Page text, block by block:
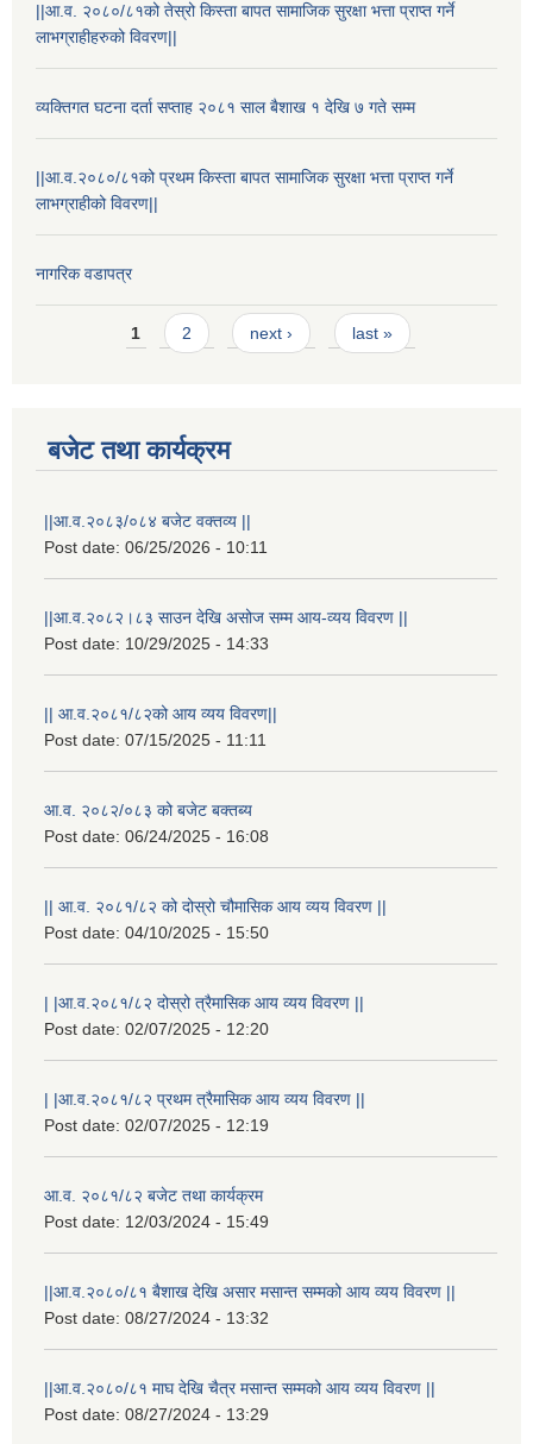
||आ.व. २०८०/८१को तेस्रो किस्ता बापत सामाजिक सुरक्षा भत्ता प्राप्त गर्ने
लाभग्राहीहरुको विवरण||
व्यक्तिगत घटना दर्ता सप्ताह २०८१ साल बैशाख १ देखि ७ गते सम्म
||आ.व.२०८०/८१को प्रथम किस्ता बापत सामाजिक सुरक्षा भत्ता प्राप्त गर्ने
लाभग्राहीको विवरण||
नागरिक वडापत्र
Pages1 2 next › last »
बजेट तथा कार्यक्रम
||आ.व.२०८३/०८४ बजेट वक्तव्य ||
Post date: 06/25/2026 - 10:11
||आ.व.२०८२।८३ साउन देखि असोज सम्म आय-व्यय विवरण ||
Post date: 10/29/2025 - 14:33
|| आ.व.२०८१/८२को आय व्यय विवरण||
Post date: 07/15/2025 - 11:11
आ.व. २०८२/०८३ को बजेट बक्तब्य
Post date: 06/24/2025 - 16:08
|| आ.व. २०८१/८२ को दोस्रो चौमासिक आय व्यय विवरण ||
Post date: 04/10/2025 - 15:50
| |आ.व.२०८१/८२ दोस्रो त्रैमासिक आय व्यय विवरण ||
Post date: 02/07/2025 - 12:20
| |आ.व.२०८१/८२ प्रथम त्रैमासिक आय व्यय विवरण ||
Post date: 02/07/2025 - 12:19
आ.व. २०८१/८२ बजेट तथा कार्यक्रम
Post date: 12/03/2024 - 15:49
||आ.व.२०८०/८१ बैशाख देखि असार मसान्त सम्मको आय व्यय विवरण ||
Post date: 08/27/2024 - 13:32
||आ.व.२०८०/८१ माघ देखि चैत्र मसान्त सम्मको आय व्यय विवरण ||
Post date: 08/27/2024 - 13:29